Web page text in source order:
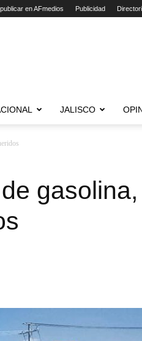
en AFmedios Publicidad
JALISCO
gasolina,